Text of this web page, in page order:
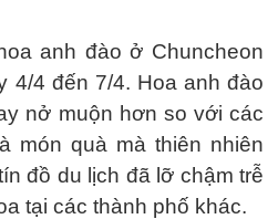
anh đào ở Chuncheon
4/4 đến 7/4. Hoa anh đào
nở muộn hơn so với các
món quà mà thiên nhiên
đồ du lịch đã lỡ chậm trễ
tại các thành phố khác.